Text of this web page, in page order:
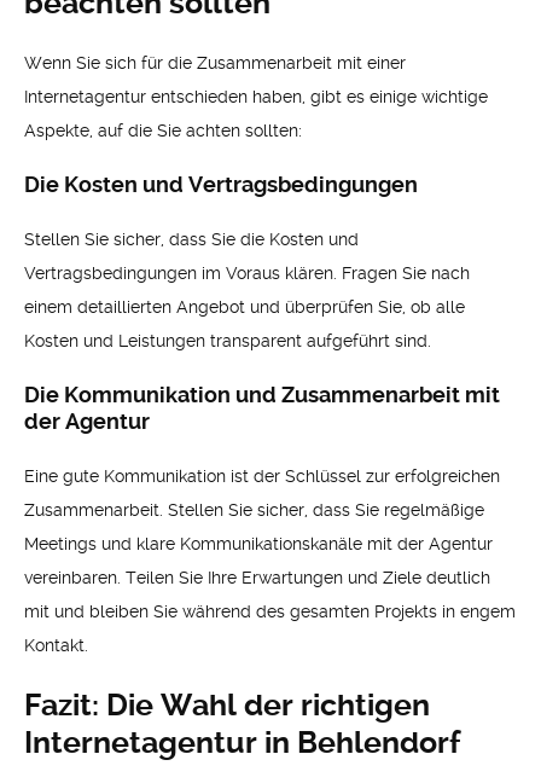
Wenn Sie sich für die Zusammenarbeit mit einer
Internetagentur entschieden haben, gibt es einige wichtige
Aspekte, auf die Sie achten sollten:
Die Kosten und Vertragsbedingungen
Stellen Sie sicher, dass Sie die Kosten und
Vertragsbedingungen im Voraus klären. Fragen Sie nach
einem detaillierten Angebot und überprüfen Sie, ob alle
Kosten und Leistungen transparent aufgeführt sind.
Die Kommunikation und Zusammenarbeit mit
der Agentur
Eine gute Kommunikation ist der Schlüssel zur erfolgreichen
Zusammenarbeit. Stellen Sie sicher, dass Sie regelmäßige
Meetings und klare Kommunikationskanäle mit der Agentur
vereinbaren. Teilen Sie Ihre Erwartungen und Ziele deutlich
mit und bleiben Sie während des gesamten Projekts in engem
Kontakt.
Fazit: Die Wahl der richtigen
Internetagentur in Behlendorf